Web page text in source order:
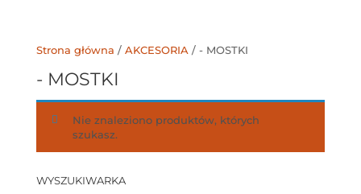
Strona główna / AKCESORIA / - MOSTKI
- MOSTKI
Nie znaleziono produktów, których
szukasz.
WYSZUKIWARKA